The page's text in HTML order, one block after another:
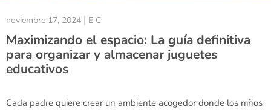
noviembre 17, 2024 E C
Maximizando el espacio: La guía definitiva
para organizar y almacenar juguetes
educativos
Cada padre quiere crear un ambiente acogedor donde los niños